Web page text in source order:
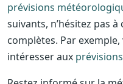
prévisions
suivants, n’hésitez pas
complètes. Par
intéresser aux